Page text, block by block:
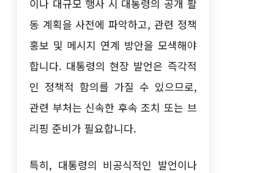
이나 대규모 행사 시 대통령의 공개 활
동 계획을 사전에 파악하고, 관련 정책
홍보 및 메시지 연계 방안을 모색해야
합니다. 대통령의 현장 발언은 즉각적
인 정책적 함의를 가질 수 있으므로,
관련 부처는 신속한 후속 조치 또는 브
리핑 준비가 필요합니다.
특히, 대통령의 비공식적인 발언이나